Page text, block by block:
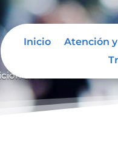
Inicio Atención
de cuentas